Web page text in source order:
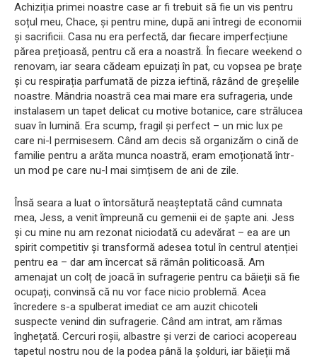
Achiziția primei noastre case ar fi trebuit să fie un vis pentru
soțul meu, Chace, și pentru mine, după ani întregi de economii
și sacrificii. Casa nu era perfectă, dar fiecare imperfecțiune
părea prețioasă, pentru că era a noastră. În fiecare weekend o
renovam, iar seara cădeam epuizați în pat, cu vopsea pe brațe
și cu respirația parfumată de pizza ieftină, râzând de greșelile
noastre. Mândria noastră cea mai mare era sufrageria, unde
instalasem un tapet delicat cu motive botanice, care strălucea
suav în lumină. Era scump, fragil și perfect – un mic lux pe
care ni-l permisesem. Când am decis să organizăm o cină de
familie pentru a arăta munca noastră, eram emoționată într-
un mod pe care nu-l mai simțisem de ani de zile.
Însă seara a luat o întorsătură neașteptată când cumnata
mea, Jess, a venit împreună cu gemenii ei de șapte ani. Jess
și cu mine nu am rezonat niciodată cu adevărat – ea are un
spirit competitiv și transformă adesea totul în centrul atenției
pentru ea – dar am încercat să rămân politicoasă. Am
amenajat un colț de joacă în sufragerie pentru ca băieții să fie
ocupați, convinsă că nu vor face nicio problemă. Acea
încredere s-a spulberat imediat ce am auzit chicoteli
suspecte venind din sufragerie. Când am intrat, am rămas
înghețată. Cercuri roșii, albastre și verzi de carioci acopereau
tapetul nostru nou de la podea până la șolduri, iar băieții mă